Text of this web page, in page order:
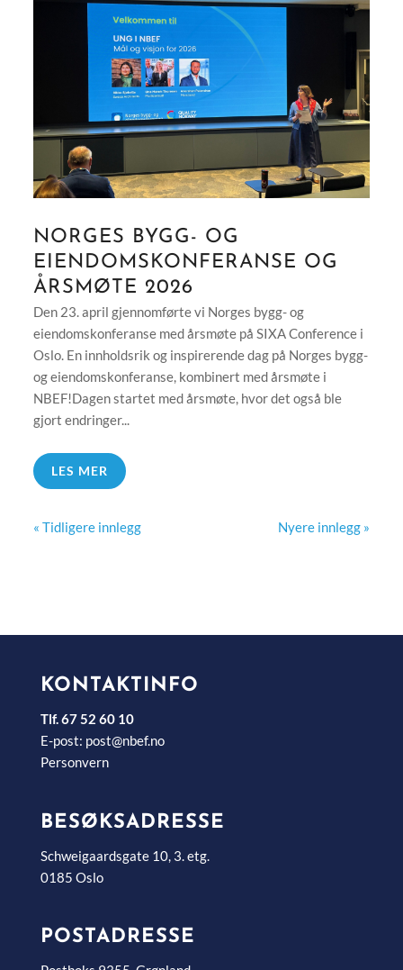
NORGES BYGG- OG
EIENDOMSKONFERANSE OG
ÅRSMØTE 2026
Den 23. april gjennomførte vi Norges bygg- og
eiendomskonferanse med årsmøte på SIXA Conference i
Oslo. En innholdsrik og inspirerende dag på Norges bygg-
og eiendomskonferanse, kombinert med årsmøte i
NBEF!Dagen startet med årsmøte, hvor det også ble
gjort endringer...
LES MER
« Tidligere innlegg Nyere innlegg »
KONTAKTINFO
Tlf. 67 52 60 10
E-post: post@nbef.no
Personvern
BESØKSADRESSE
Schweigaardsgate 10, 3. etg.
0185 Oslo
POSTADRESSE